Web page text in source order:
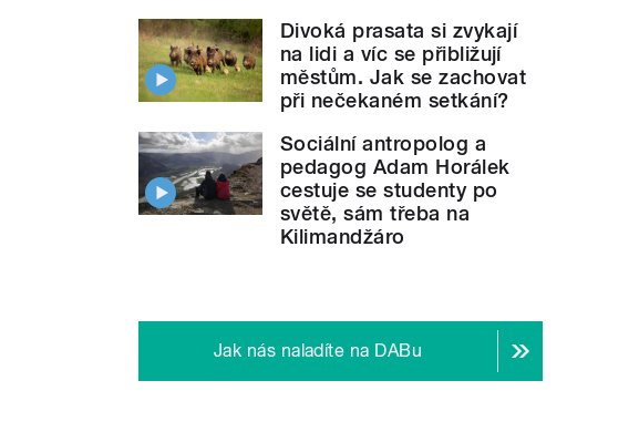
Divoká prasata si zvykají
na lidi a víc se přibližují
městům. Jak se zachovat
při nečekaném setkání?
Sociální antropolog a
pedagog Adam Horálek
cestuje se studenty po
světě, sám třeba na
Kilimandžáro
Jak nás naladíte na DABu